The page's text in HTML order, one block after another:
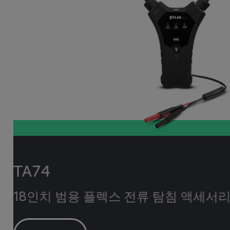
TA74
18인치 범용 플렉스 전류 탐침 액세서리